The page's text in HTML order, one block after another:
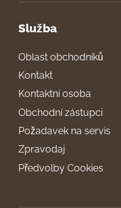
Služba
Oblast obchodníků
Kontakt
Kontaktní osoba
Obchodní zástupci
Požadavek na servis
Zpravodaj
Předvolby Cookies